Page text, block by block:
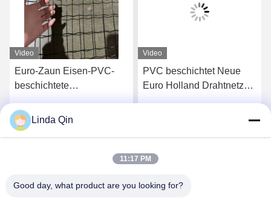
Video
Euro-Zaun Eisen-PVC-
beschichtete
Gartendrahtgitterzaun für
den Schutz der Farm
Jetzt Chatten
Video
PVC beschichtet Neue
Euro Holland Drahtnetz
Linda Qin
11:17 PM
Good day, what product are you looking for?